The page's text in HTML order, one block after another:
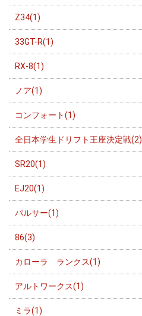
Z34(1)
33GT-R(1)
RX-8(1)
ノア(1)
コンフォート(1)
全日本学生ドリフト王座決定戦(2)
SR20(1)
EJ20(1)
パルサー(1)
86(3)
カローラ ランクス(1)
アルトワークス(1)
ミラ(1)